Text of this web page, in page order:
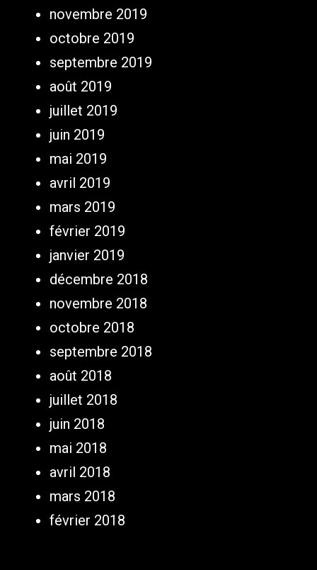
novembre 2019
octobre 2019
septembre 2019
août 2019
juillet 2019
juin 2019
mai 2019
avril 2019
mars 2019
février 2019
janvier 2019
décembre 2018
novembre 2018
octobre 2018
septembre 2018
août 2018
juillet 2018
juin 2018
mai 2018
avril 2018
mars 2018
février 2018